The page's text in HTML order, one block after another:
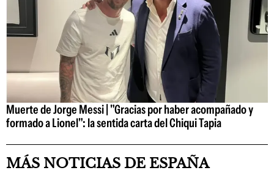
Muerte de Jorge Messi | "Gracias por haber acompañado y
formado a Lionel": la sentida carta del Chiqui Tapia
MÁS NOTICIAS DE ESPAÑA